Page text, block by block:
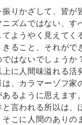
りかざして、皆が
ズムではない、す
ようやく見えてく
ること、それがで
はないでしょうか
に人間味溢れる活
、カラマーゾフ家
るように思えます
言われる所以は、
こに人間のありの